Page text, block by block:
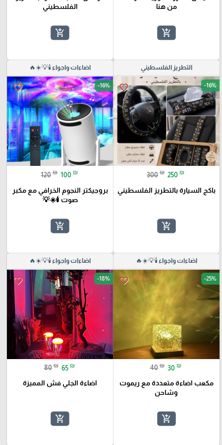
من هنا
add_shopping_cart
الفلسطيني
add_shopping_cart
التطريز الفلسطيني
favorite_border -16%
300 ₪ 250 ₪
باكج السيارة بالتطريز الفلسطيني
add_shopping_cart
اضاءات واجواء 🕯️💡☀️🔥
favorite_border -16%
120 ₪ 100 ₪
بروجيكتر النجوم الخرافي مع مكبر
صوت 🕯️☀️💡
add_shopping_cart
اضاءات واجواء 🕯️💡☀️🔥
favorite_border -25%
40 ₪ 30 ₪
مكعب اضاءة متعددة مع ريموت
وشاحن
add_shopping_cart
اضاءات واجواء 🕯️💡☀️🔥
favorite_border -18%
80 ₪ 65 ₪
اضاءة الجلي فش المميزة
add_shopping_cart